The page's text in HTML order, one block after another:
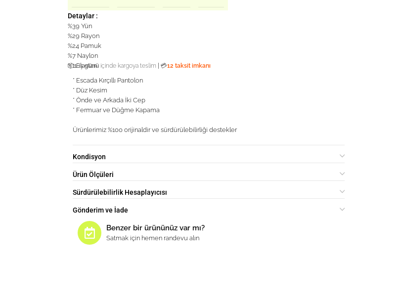
Detaylar :
%39 Yün
%29 Rayon
%24 Pamuk
%7 Naylon
%1 Elastan
📦1 iş günü içinde kargoya teslim 💳12 taksit imkanı
* Escada Kırçıllı Pantolon
* Düz Kesim
* Önde ve Arkada İki Cep
* Fermuar ve Düğme Kapama
Ürünlerimiz %100 orijinaldir ve sürdürülebilirliği destekler
Kondisyon
Ürün Ölçüleri
Sürdürülebilirlik Hesaplayıcısı
Gönderim ve İade
Benzer bir ürününüz var mı?
Satmak için hemen randevu alın